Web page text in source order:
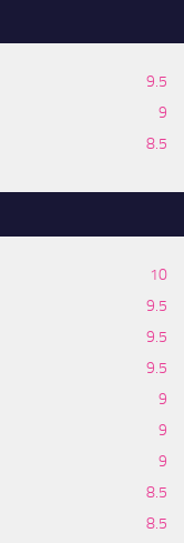
9.5
9
8.5
10
9.5
9.5
9.5
9
9
9
8.5
8.5